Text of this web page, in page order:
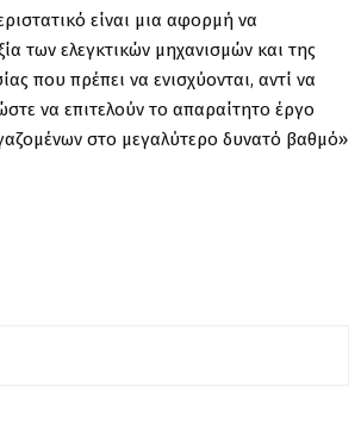
είναι μια αφορμή να
των ελεγκτικών μηχανισμών και της
που πρέπει να ενισχύονται, αντί να
να επιτελούν το απαραίτητο έργο
στο μεγαλύτερο δυνατό βαθμό»